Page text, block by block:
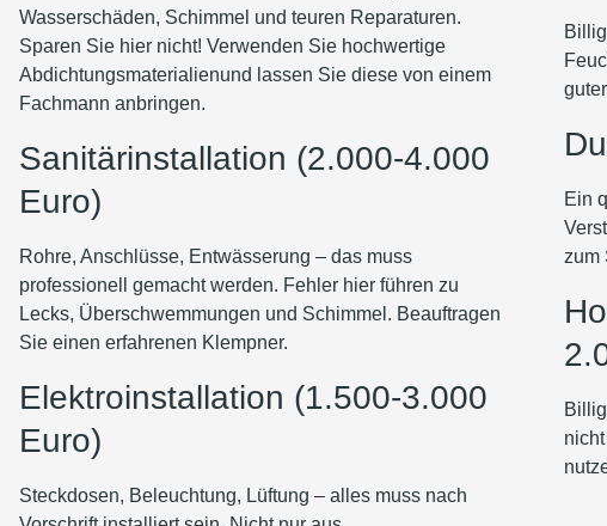
Wasserschäden, Schimmel und teuren Reparaturen.
Sparen Sie hier nicht! Verwenden Sie hochwertige
Abdichtungsmaterialienund lassen Sie diese von einem
Fachmann anbringen.
Sanitärinstallation (2.000-4.000
Euro)
Rohre, Anschlüsse, Entwässerung – das muss
professionell gemacht werden. Fehler hier führen zu
Lecks, Überschwemmungen und Schimmel. Beauftragen
Sie einen erfahrenen Klempner.
Elektroinstallation (1.500-3.000
Euro)
Steckdosen, Beleuchtung, Lüftung – alles muss nach
Ein
zum